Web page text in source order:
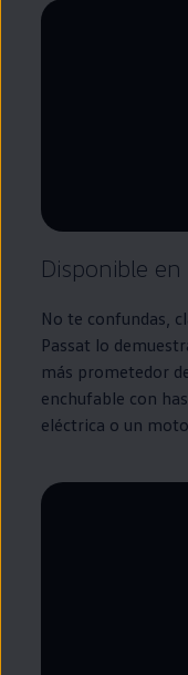
Disponible en
No te confundas,
Passat lo
más prometedor
enchufable con
eléctrica o un